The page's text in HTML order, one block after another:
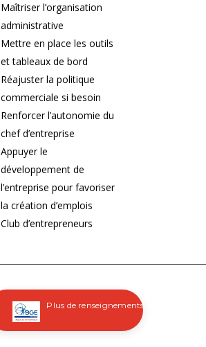
Maîtriser l’organisation
administrative
Mettre en place les outils
et tableaux de bord
Réajuster la politique
commerciale si besoin
Renforcer l’autonomie du
chef d’entreprise
Appuyer le
développement de
l’entreprise pour favoriser
la création d’emplois
Club d’entrepreneurs
Plus de renseignements